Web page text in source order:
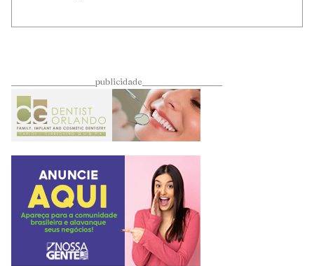
____________________publicidade___________________